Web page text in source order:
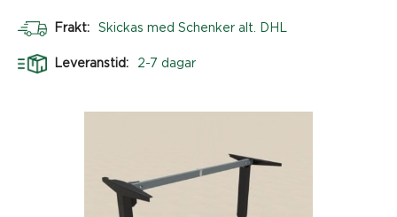
Frakt: Skickas med Schenker alt. DHL
Leveranstid: 2-7 dagar